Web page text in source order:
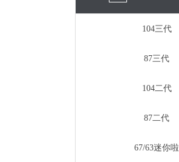
104三代
87三代
104二代
87二代
67/63迷你啦